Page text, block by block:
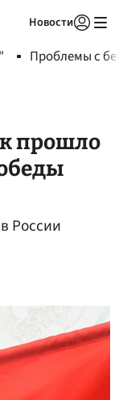
Новости
Проблемы с
прошло
России